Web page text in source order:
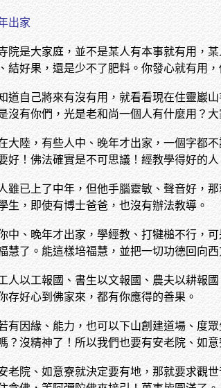
出家
院是大家庭，並不是某人有本事就有用，
結好果，還是少不了肥料。你發心就有用
道自己將來有沒有用，就看看現在住靈巖
沒有你們，光是老和尚一個人有什麼用？
大陸，有些人中、晚年才出家，一個字都
好！佛法確實是不可思議！經教學得好的
雖已上了中年，但他手腦靈敏、聲音好，
生，即使有博士爸爸，也沒有辦法教導。
中、晚年才出家，學經教、打犍槌不行，
慧了。能這樣培福慧，並把一切功德回向
人以工報國、書生以文報國、農夫以耕報
存好心到佛家來，都有你應得的善果。
有因緣、能力，也可以下山創建道場、度
？沒精神了！所以我們也要有安老院、如
老院、如意寮就決定要有地，那就要求觀